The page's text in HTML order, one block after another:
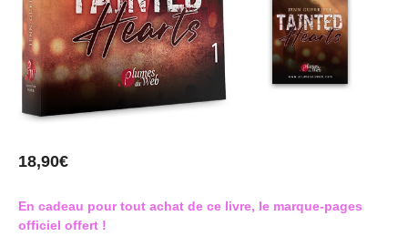
18,90€
En cadeau pour tout achat de ce livre, le marque-pages
officiel offert !